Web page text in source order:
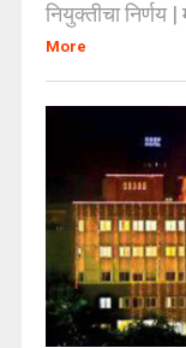
नियुक्तीचा निर्णय
More